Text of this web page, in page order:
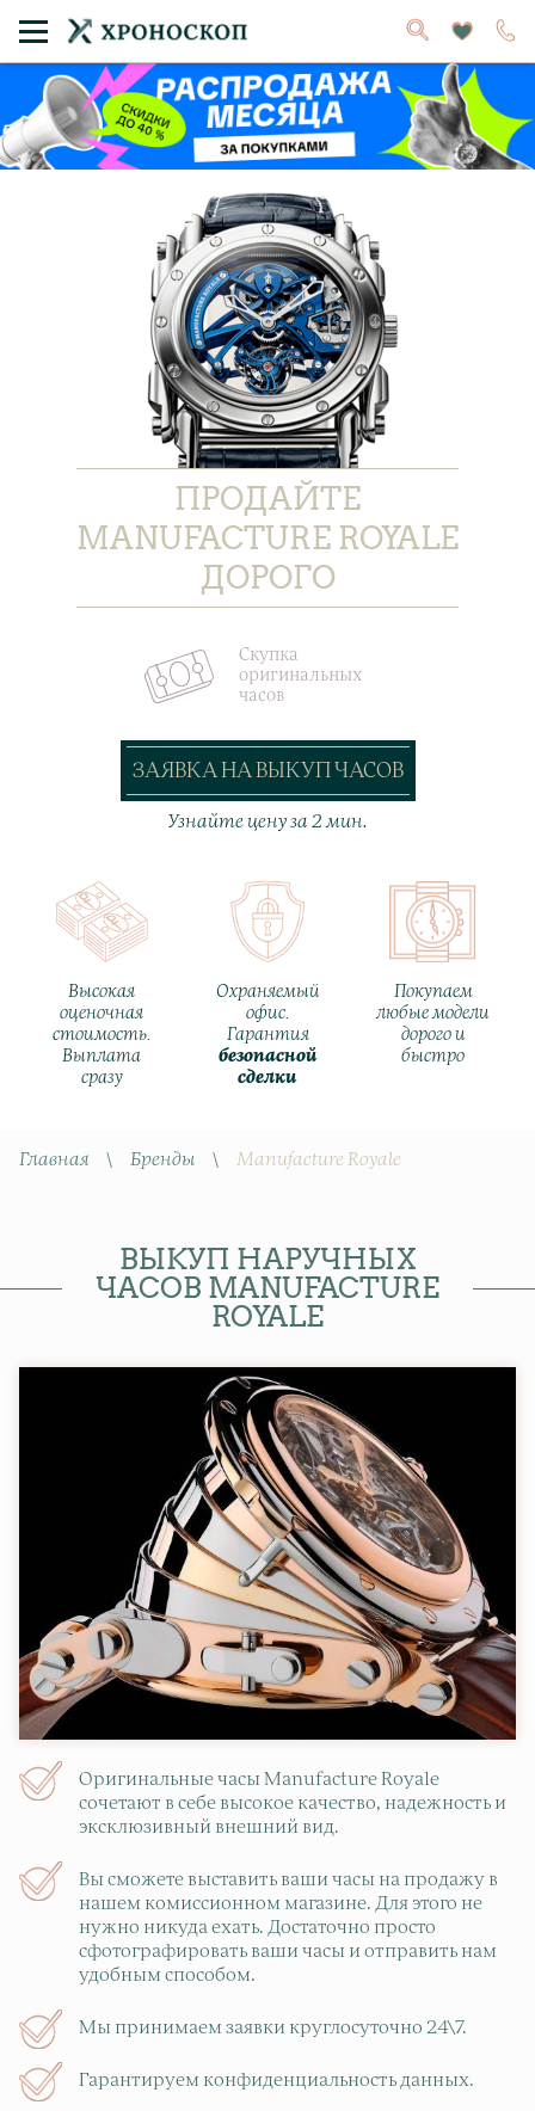
ПРОДАЙТЕ
MANUFACTURE ROYALE
ДОРОГО
Скупка
оригинальных
часов
Узнайте цену за 2 мин.
ЗАЯВКА НА ВЫКУП ЧАСОВ
Высокая
оценочная
стоимость.
Выплата
сразу
Охраняемый
офис.
Гарантия
безопасной
сделки
Покупаем
любые модели
дорого и
быстро
Главная \ Бренды \ Manufacture Royale
ВЫКУП НАРУЧНЫХ
ЧАСОВ MANUFACTURE
ROYALE
Оригинальные часы Manufacture Royale
сочетают в себе высокое качество, надежность и
эксклюзивный внешний вид.
Вы сможете выставить ваши часы на продажу в
нашем комиссионном магазине. Для этого не
нужно никуда ехать. Достаточно просто
сфотографировать ваши часы и отправить нам
удобным способом.
Мы принимаем заявки круглосуточно 24\7.
Гарантируем конфиденциальность данных.